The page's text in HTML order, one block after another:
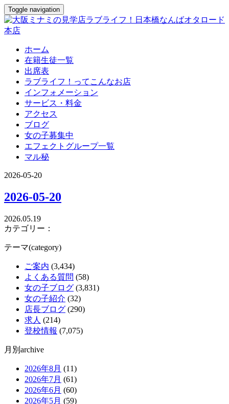
Toggle navigation
ホーム
在籍生徒一覧
出席表
ラブライフ！ってこんなお店
インフォメーション
サービス・料金
アクセス
ブログ
女の子募集中
エフェクトグループ一覧
マル秘
2026-05-20
2026-05-20
2026.05.19
カテゴリー：
テーマ(category)
ご案内 (3,434)
よくある質問 (58)
女の子ブログ (3,831)
女の子紹介 (32)
店長ブログ (290)
求人 (214)
登校情報 (7,075)
月別archive
2026年8月 (11)
2026年7月 (61)
2026年6月 (60)
2026年5月 (59)